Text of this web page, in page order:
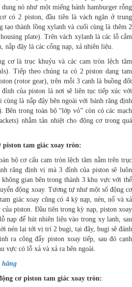
nó như một miếng bánh hamburger rỗng
có 2 piston, đầu tiên là vách ngăn ở trung
tạo thành lồng xylanh và cuối cùng là thêm 2
plate). Trên vách xylanh là các lỗ cắm
nắp đậy là các cổng nạp, xả nhiên liệu.
cơ là trục khuỷu và các cam tròn lệch tâm
Tiếp theo chúng ta có 2 piston dạng tam
(rotor gear), trên mỗi 3 cạnh là buồng đốt
của piston là nơi sẽ liên tục tiếp xúc với
cùng là nắp đậy bên ngoài với bánh răng định
Bên trong toàn bộ “lớp vỏ” còn có các mạch
nhằm tản nhiệt cho động cơ trong quá
piston tam giác xoay tròn:
bộ cơ cấu cam tròn lệch tâm nằm trên trục
răng định vị mà 3 đỉnh của piston sẽ luôn
gian bên trong thành 3 khu vực với thể
động xoay. Tương tự như một số động cơ
giác xoay cũng có 4 kỳ nạp, nén, nổ và xả
piston. Đầu tiên trong kỳ nạp, piston xoay
nạp để hút nhiên liệu vào trong xy lanh, sau
nén lại tới vị trí 2 bugi, tại đây, bugi sẽ đánh
ra công đẩy piston xoay tiếp, sau đó cạnh
vực có lỗ xả và xả ra bên ngoài.
hãng
cơ piston tam giác xoay tròn: